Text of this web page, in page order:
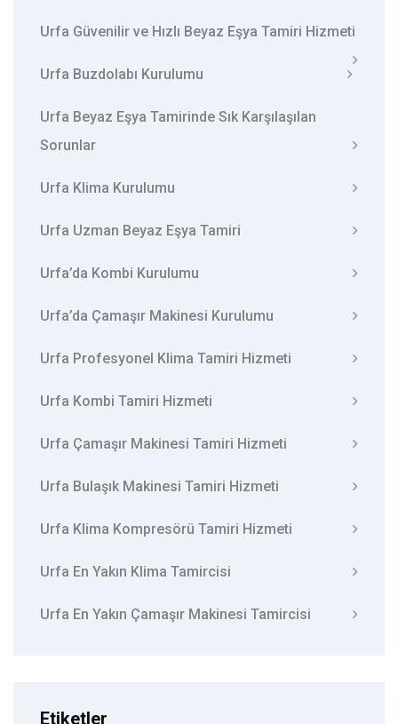
Urfa Güvenilir ve Hızlı Beyaz Eşya Tamiri Hizmeti
Urfa Buzdolabı Kurulumu
Urfa Beyaz Eşya Tamirinde Sık Karşılaşılan
Sorunlar
Urfa Klima Kurulumu
Urfa Uzman Beyaz Eşya Tamiri
Urfa’da Kombi Kurulumu
Urfa’da Çamaşır Makinesi Kurulumu
Urfa Profesyonel Klima Tamiri Hizmeti
Urfa Kombi Tamiri Hizmeti
Urfa Çamaşır Makinesi Tamiri Hizmeti
Urfa Bulaşık Makinesi Tamiri Hizmeti
Urfa Klima Kompresörü Tamiri Hizmeti
Urfa En Yakın Klima Tamircisi
Urfa En Yakın Çamaşır Makinesi Tamircisi
Etiketler